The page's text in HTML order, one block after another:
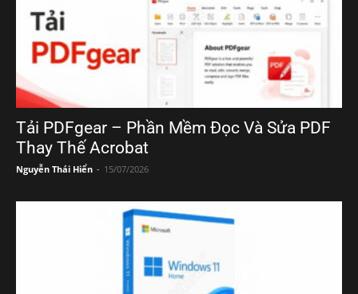
Tải PDFgear – Phần Mềm Đọc Và Sửa PDF
Thay Thế Acrobat
Nguyễn Thái Hiển - 15/07/2026